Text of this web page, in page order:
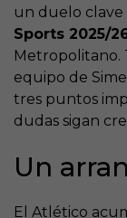
un duelo clave
Sports 2025/
Metropolitano.
equipo de
tres puntos
dudas sigan
Un
El Atlético